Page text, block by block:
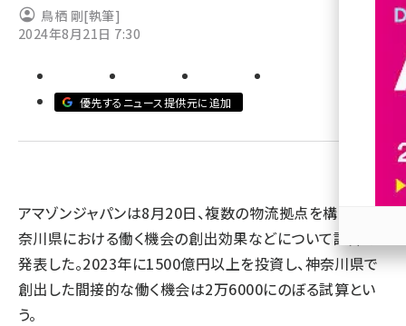
アスクル (1119)
base (1077)
ビィ・フォアード (773)
revico (740)
鳥栖 剛[執筆]
2024年8月21日 7:30
優先するニュース提供元に追加
アマゾンジャパンは8月20日、複数の物流拠点を構える神
奈川県における働く機会の創出効果などについて試算を
発表した。2023年に1500億円以上を投資し、神奈川県で
創出した間接的な働く機会は2万6000にのぼる試算とい
う。
参